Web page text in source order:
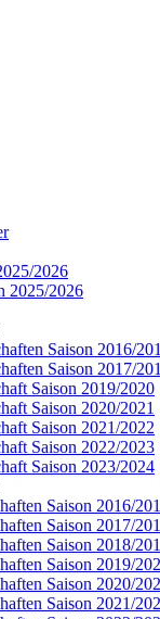
2026
2025/2026
Saison 2016/
Saison 2017/
Saison 2019/2020
Saison 2020/2021
Saison 2021/2022
Saison 2022/2023
Saison 2023/2024
Saison 2016/
Saison 2017/
Saison 2018/
Saison 2019/
Saison 2020/
Saison 2021/